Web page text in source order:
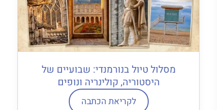
מסלול טיול בנורמנדי: שבועיים של
היסטוריה, קולינריה ונופים
לקריאת הכתבה